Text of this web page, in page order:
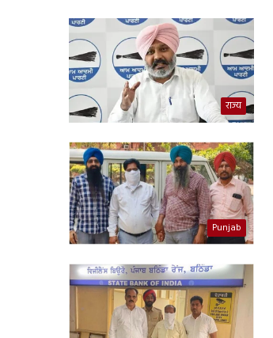
राज्य
Punjab